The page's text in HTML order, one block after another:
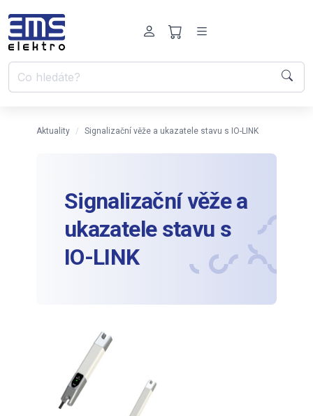
Aktuality Signalizační věže a ukazatele stavu s IO-LINK
Signalizační věže a
ukazatele stavu s
IO-LINK